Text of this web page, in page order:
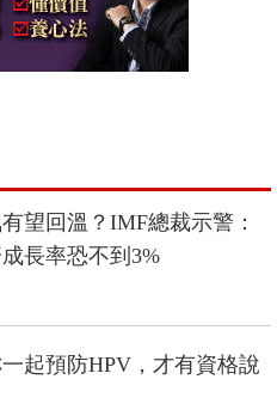
望回溫？IMF總裁示警：
長率恐不到3%
起預防HPV，才有資格說